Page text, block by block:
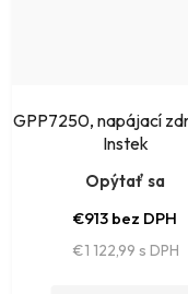
GPP7250, napájací
Instek
Opýtať sa
€913 bez DPH
€1 122,99